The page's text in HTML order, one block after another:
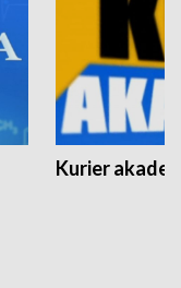
Kurier